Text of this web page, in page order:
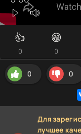
👍
0
😁
0
0 0
Для
лучшее